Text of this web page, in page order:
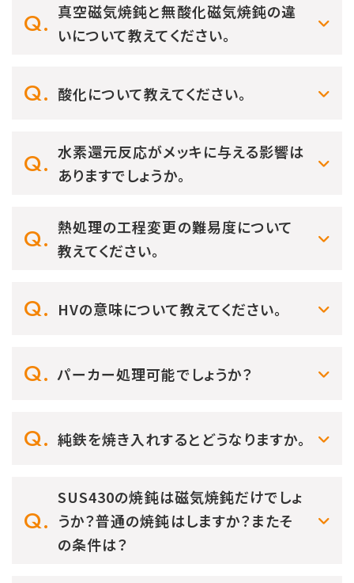
真空磁気焼鈍と無酸化磁気焼鈍の違
いについて教えてください。
酸化について教えてください。
水素還元反応がメッキに与える影響は
ありますでしょうか。
熱処理の工程変更の難易度について
教えてください。
HVの意味について教えてください。
パーカー処理可能でしょうか？
純鉄を焼き入れするとどうなりますか。
SUS430の焼鈍は磁気焼鈍だけでしょ
うか？普通の焼鈍はしますか？またそ
の条件は？